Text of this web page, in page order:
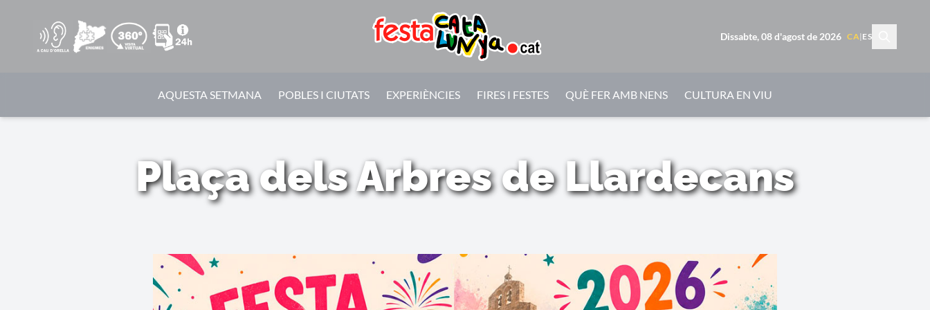
Dissabte, 08 d'agost de 2026 CA| ES
AQUESTA SETMANA POBLES I CIUTATS EXPERIÈNCIES FIRES I FESTES QUÈ FER AMB NENS CULTURA EN VIU
Plaça dels Arbres de Llardecans